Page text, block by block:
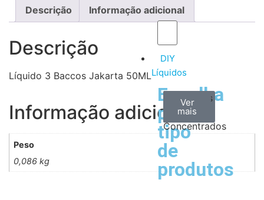
DIY
Líquidos
Escolha
por
tipo
de
produtos
Aromas
Concentrados
Ver
todos
Bases
Ver
mais
Accesorios
Ver
mais
Descrição Informação adicional
Descrição
Líquido 3 Baccos Jakarta 50ML
Informação adicional
Peso
0,086 kg